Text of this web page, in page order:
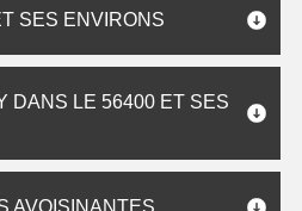
SES ENVIRONS
DANS LE 56400 ET SES
AVOISINANTES